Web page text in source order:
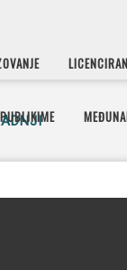
PUBLIKIME